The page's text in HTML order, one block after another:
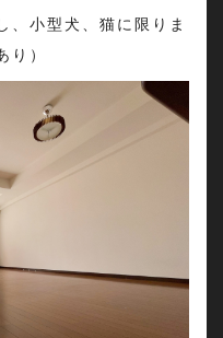
小型犬、猫に限りま
り）